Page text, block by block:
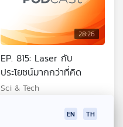
28:26
EP. 815: Laser กับ
ประโยชน์มากกว่าที่คิด
Sci & Tech
EN TH